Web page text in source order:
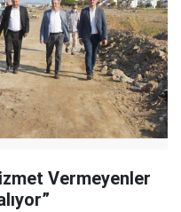
Vermeyenler